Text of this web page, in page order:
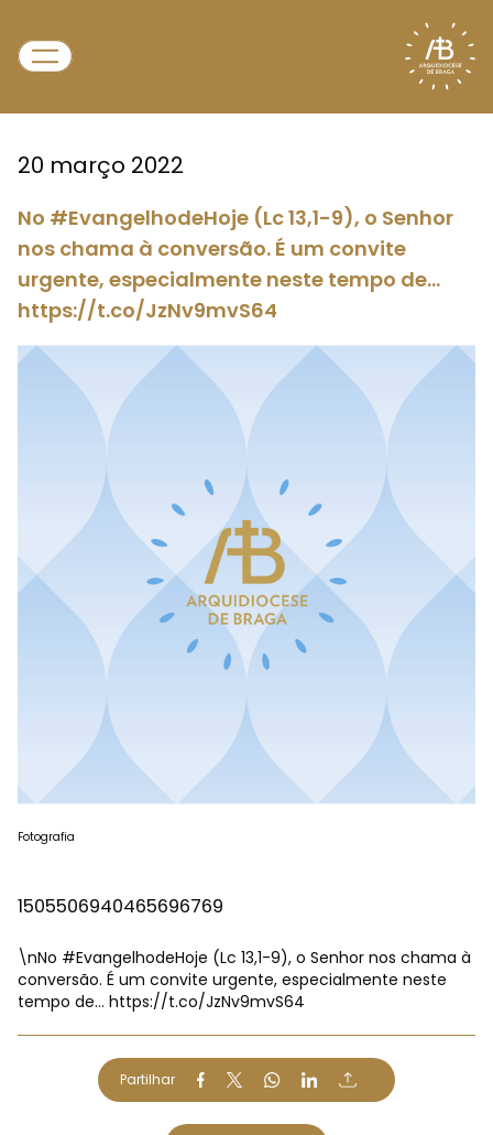
20 março 2022
No #EvangelhodeHoje (Lc 13,1-9), o Senhor
nos chama à conversão. É um convite
urgente, especialmente neste tempo de…
https://t.co/JzNv9mvS64
Fotografia
1505506940465696769
\nNo #EvangelhodeHoje (Lc 13,1-9), o Senhor nos chama à
conversão. É um convite urgente, especialmente neste
tempo de… https://t.co/JzNv9mvS64
Partilhar